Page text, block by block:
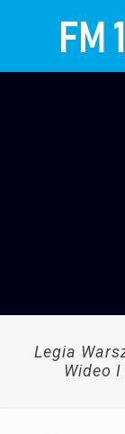
Legia
Wideo